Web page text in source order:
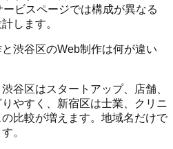
ービスページでは構成が異なる
します。
渋谷区のWeb制作は何が違い
谷区はスタートアップ、店舗、
やすく、新宿区は士業、クリニ
比較が増えます。地域名だけで
。